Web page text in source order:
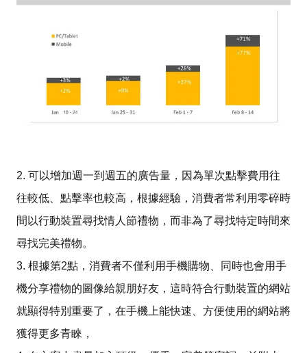
2. 可以增加週一到週五的廣告量，因為單次點擊費用往
往較低、點擊率也較高，根據經驗，消費者常利用零碎時
間以行動裝置尋找情人節禮物，而非為了尋找特定時間來
尋找完美禮物。
3. 根據第2點，消費者不僅利用手機購物、同時也會用手
機分享禮物的圖像給親朋好友，這時符合行動裝置的網站
就顯得特別重要了，在手機上能快速、方便使用的網站將
獲得更多青睞，